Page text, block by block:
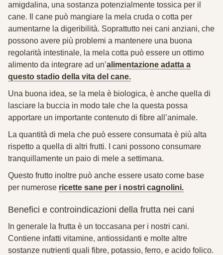
amigdalina, una sostanza potenzialmente tossica per il
cane. Il cane può mangiare la mela cruda o cotta per
aumentarne la digeribilità. Soprattutto nei cani anziani, che
possono avere più problemi a mantenere una buona
regolarità intestinale, la mela cotta può essere un ottimo
alimento da integrare ad un’alimentazione adatta a
questo stadio della vita del cane.
Una buona idea, se la mela è biologica, è anche quella di
lasciare la buccia in modo tale che la questa possa
apportare un importante contenuto di fibre all’animale.
La quantità di mela che può essere consumata è più alta
rispetto a quella di altri frutti. I cani possono consumare
tranquillamente un paio di mele a settimana.
Questo frutto inoltre può anche essere usato come base
per numerose ricette sane per i nostri cagnolini.
Benefici e controindicazioni della frutta nei cani
In generale la frutta è un toccasana per i nostri cani.
Contiene infatti vitamine, antiossidanti e molte altre
sostanze nutrienti quali fibre, potassio, ferro, e acido folico.